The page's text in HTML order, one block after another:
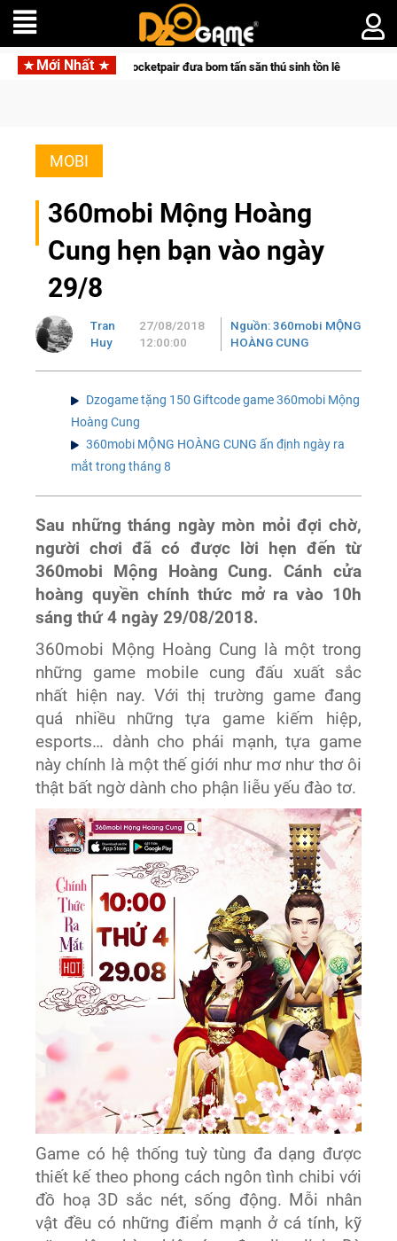
Mới Nhất
tác cùng Pocketpair đưa bom tấn săn thú sinh tồn lên di động với tên gọi
MOBI
360mobi Mộng Hoàng
Cung hẹn bạn vào ngày
29/8
Tran
Huy
27/08/2018
12:00:00
Nguồn: 360mobi MỘNG
HOÀNG CUNG
Dzogame tặng 150 Giftcode game 360mobi Mộng
Hoàng Cung
360mobi MỘNG HOÀNG CUNG ấn định ngày ra
mắt trong tháng 8
Sau những tháng ngày mòn mỏi đợi chờ,
người chơi đã có được lời hẹn đến từ
360mobi Mộng Hoàng Cung. Cánh cửa
hoàng quyền chính thức mở ra vào 10h
sáng thứ 4 ngày 29/08/2018.
360mobi Mộng Hoàng Cung là một trong
những game mobile cung đấu xuất sắc
nhất hiện nay. Với thị trường game đang
quá nhiều những tựa game kiếm hiệp,
esports… dành cho phái mạnh, tựa game
này chính là một thế giới như mơ như thơ ôi
thật bất ngờ dành cho phận liễu yếu đào tơ.
Game có hệ thống tuỳ tùng đa dạng được
thiết kế theo phong cách ngôn tình chibi với
đồ hoạ 3D sắc nét, sống động. Mỗi nhân
vật đều có những điểm mạnh ở cá tính, kỹ